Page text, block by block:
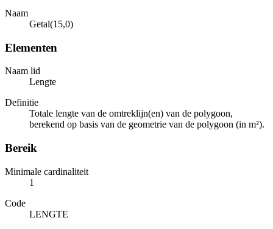
Naam
Getal(15,0)
Elementen
Naam lid
Lengte
Definitie
Totale lengte van de omtreklijn(en) van de polygoon,
berekend op basis van de geometrie van de polygoon (in m²).
Bereik
Minimale cardinaliteit
1
Code
LENGTE